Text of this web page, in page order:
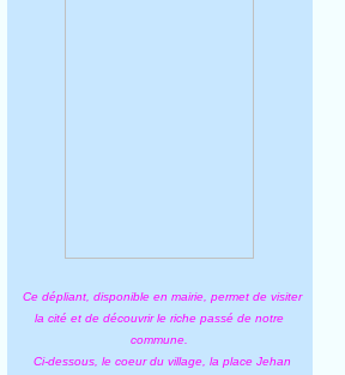
Ce dépliant, disponible en mairie, permet de visiter
la cité et de découvrir le riche passé de notre
commune.
Ci-dessous, le coeur du village, la place Jehan